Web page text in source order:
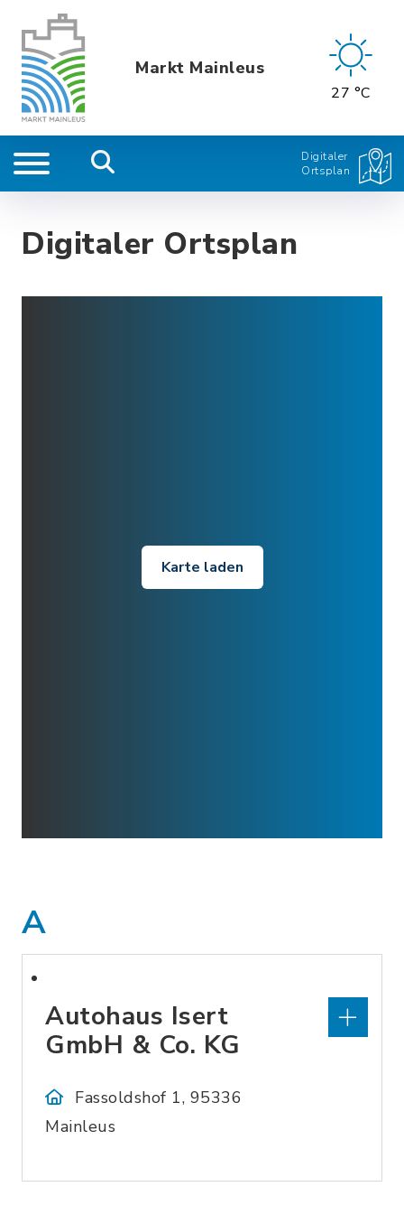
Markt Mainleus
27 °C
Digitaler
Ortsplan
Digitaler Ortsplan
Karte laden
A
Autohaus Isert
GmbH & Co. KG
Fassoldshof 1, 95336
Mainleus